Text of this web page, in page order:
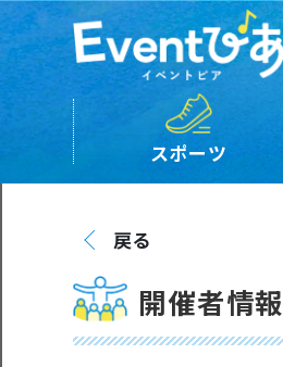
スポーツ
戻る
開催者情報